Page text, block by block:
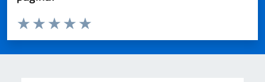
Domanda
Valuta da 1 a 5 stelle la pagina
Valuta 5 stelle su 5
Valuta 4 stelle su 5
Valuta 3 stelle su 5
Valuta 2 stelle su 5
Valuta 1 stelle su 5